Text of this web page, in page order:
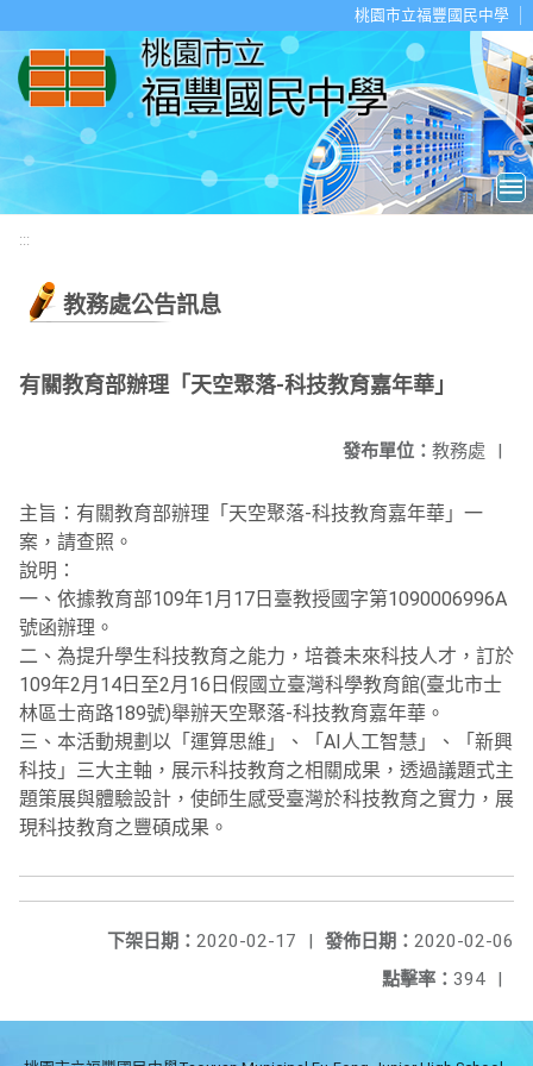
桃園市立福豐國民中學
:::
教務處公告訊息
有關教育部辦理「天空聚落-科技教育嘉年華」
發布單位： 教務處 |
主旨：有關教育部辦理「天空聚落-科技教育嘉年華」一
案，請查照。
說明：
一、依據教育部109年1月17日臺教授國字第1090006996A
號函辦理。
二、為提升學生科技教育之能力，培養未來科技人才，訂於
109年2月14日至2月16日假國立臺灣科學教育館(臺北市士
林區士商路189號)舉辦天空聚落-科技教育嘉年華。
三、本活動規劃以「運算思維」、「AI人工智慧」、「新興
科技」三大主軸，展示科技教育之相關成果，透過議題式主
題策展與體驗設計，使師生感受臺灣於科技教育之實力，展
現科技教育之豐碩成果。
發佈日期： 2020-02-06
下架日期： 2020-02-17
|
點擊率： 394 |